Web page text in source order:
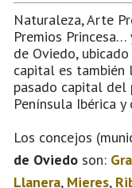
Naturaleza, Arte
Premios
de Oviedo,
capital es también
pasado capital del
Península Ibérica
Los concejos
de Oviedo son:
Llanera, Mieres,